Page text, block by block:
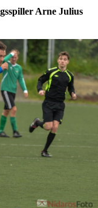
Arne Julius